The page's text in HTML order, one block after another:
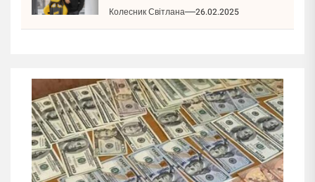
Колесник Світлана 26.02.2025